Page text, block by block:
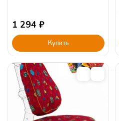
1 294 ₽
Купить